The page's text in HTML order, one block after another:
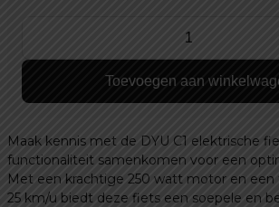
C1
aantal
Toevoegen aan
Maak kennis met de DYU C1 elektrische
functionaliteit samenkomen voor een
Met een krachtige 250 watt motor en een
25 km/u biedt deze fiets een soepele en